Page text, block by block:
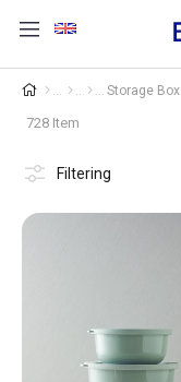
Storage Box
728 Item
Filtering